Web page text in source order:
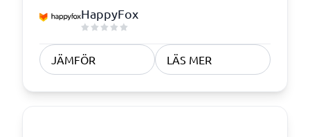
HappyFox
JÄMFÖR LÄS MER